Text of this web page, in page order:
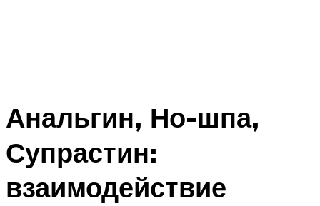
Анальгин, Но-шпа,
Супрастин:
взаимодействие